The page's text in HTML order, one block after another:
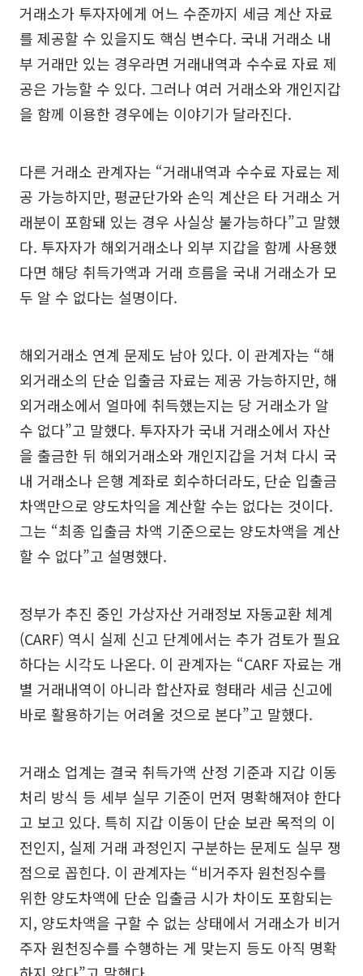
거래소가 투자자에게 어느 수준까지 세금 계산 자료
를 제공할 수 있을지도 핵심 변수다. 국내 거래소 내
부 거래만 있는 경우라면 거래내역과 수수료 자료 제
공은 가능할 수 있다. 그러나 여러 거래소와 개인지갑
을 함께 이용한 경우에는 이야기가 달라진다.
다른 거래소 관계자는 “거래내역과 수수료 자료는 제
공 가능하지만, 평균단가와 손익 계산은 타 거래소 거
래분이 포함돼 있는 경우 사실상 불가능하다”고 말했
다. 투자자가 해외거래소나 외부 지갑을 함께 사용했
다면 해당 취득가액과 거래 흐름을 국내 거래소가 모
두 알 수 없다는 설명이다.
해외거래소 연계 문제도 남아 있다. 이 관계자는 “해
외거래소의 단순 입출금 자료는 제공 가능하지만, 해
외거래소에서 얼마에 취득했는지는 당 거래소가 알
수 없다”고 말했다. 투자자가 국내 거래소에서 자산
을 출금한 뒤 해외거래소와 개인지갑을 거쳐 다시 국
내 거래소나 은행 계좌로 회수하더라도, 단순 입출금
차액만으로 양도차익을 계산할 수는 없다는 것이다.
그는 “최종 입출금 차액 기준으로는 양도차액을 계산
할 수 없다”고 설명했다.
정부가 추진 중인 가상자산 거래정보 자동교환 체계
(CARF) 역시 실제 신고 단계에서는 추가 검토가 필요
하다는 시각도 나온다. 이 관계자는 “CARF 자료는 개
별 거래내역이 아니라 합산자료 형태라 세금 신고에
바로 활용하기는 어려울 것으로 본다”고 말했다.
거래소 업계는 결국 취득가액 산정 기준과 지갑 이동
처리 방식 등 세부 실무 기준이 먼저 명확해져야 한다
고 보고 있다. 특히 지갑 이동이 단순 보관 목적의 이
전인지, 실제 거래 과정인지 구분하는 문제도 실무 쟁
점으로 꼽힌다. 이 관계자는 “비거주자 원천징수를
위한 양도차액에 단순 입출금 시가 차이도 포함되는
지, 양도차액을 구할 수 없는 상태에서 거래소가 비거
주자 원천징수를 수행하는 게 맞는지 등도 아직 명확